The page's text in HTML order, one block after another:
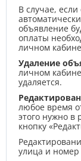
В случае,
объявление
оплаты
личном
Удаление
личном
удаляется.
любое время
этого нужно в
кнопку
улица и номер